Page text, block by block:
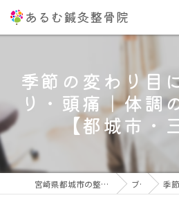
季節の変わり目
り・頭痛｜体調
【都城市・
宮崎県都城市の整骨院ならあるむ鍼灸整骨院 ブログ 季節の変